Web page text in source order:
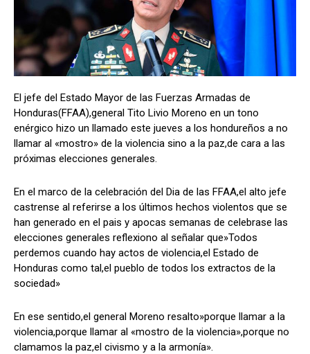
Manténgase informado de nuestro contenido, recibiendo
noticias directamente en su correo electrónico.
Comparta
Facebook X WhatsApp
Síganos
Manténgase informado de nuestro contenido, recibiendo
noticias directamente en su correo electrónico.
Comparta
Facebook X WhatsApp
Síganos
El jefe del Estado Mayor de las Fuerzas Armadas de
Honduras(FFAA),general Tito Livio Moreno en un tono
enérgico hizo un llamado este jueves a los hondureños a no
llamar al «mostro» de la violencia sino a la paz,de cara a las
próximas elecciones generales.
En el marco de la celebración del Dia de las FFAA,el alto jefe
castrense al referirse a los últimos hechos violentos que se
han generado en el pais y apocas semanas de celebrase las
elecciones generales reflexiono al señalar que»Todos
perdemos cuando hay actos de violencia,el Estado de
Honduras como tal,el pueblo de todos los extractos de la
sociedad»
En ese sentido,el general Moreno resalto»porque llamar a la
violencia,porque llamar al «mostro de la violencia»,porque no
clamamos la paz,el civismo y a la armonía».